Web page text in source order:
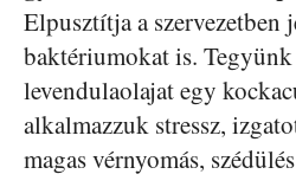
Elpusztítja a szervezetben
baktériumokat is.
levendulaolajat egy
alkalmazzuk stressz,
magas vérnyomás,